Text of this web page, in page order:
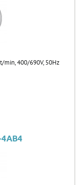
min, 400/690V, 50Hz